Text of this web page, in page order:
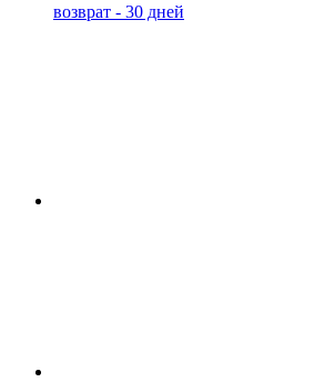
возврат - 30 дней